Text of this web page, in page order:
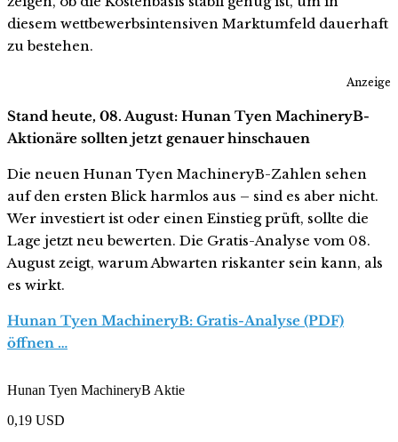
diesem wettbewerbsintensiven Marktumfeld dauerhaft
zu bestehen.
Anzeige
Stand heute, 08. August: Hunan Tyen MachineryB-
Aktionäre sollten jetzt genauer hinschauen
Die neuen Hunan Tyen MachineryB-Zahlen sehen
auf den ersten Blick harmlos aus – sind es aber nicht.
Wer investiert ist oder einen Einstieg prüft, sollte die
Lage jetzt neu bewerten. Die Gratis-Analyse vom 08.
August zeigt, warum Abwarten riskanter sein kann, als
es wirkt.
Hunan Tyen MachineryB: Gratis-Analyse (PDF)
öffnen …
Hunan Tyen MachineryB Aktie
0,19 USD